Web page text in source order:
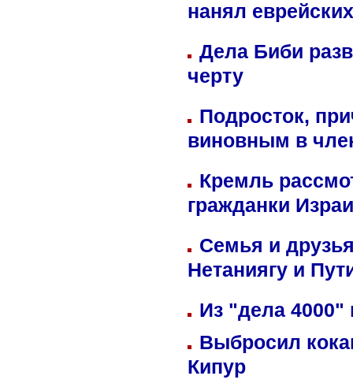
нанял
Дела Биби
черту
Подросток,
виновным в
Кремль
гражданки
Семья и
Нетаниягу и
Из "дела 4000"
Выбросил
Кипур